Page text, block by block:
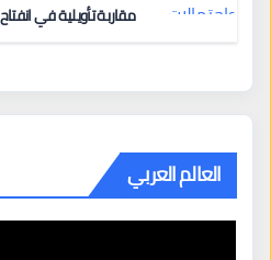
مقاربة تأويلية في
العالم العربي